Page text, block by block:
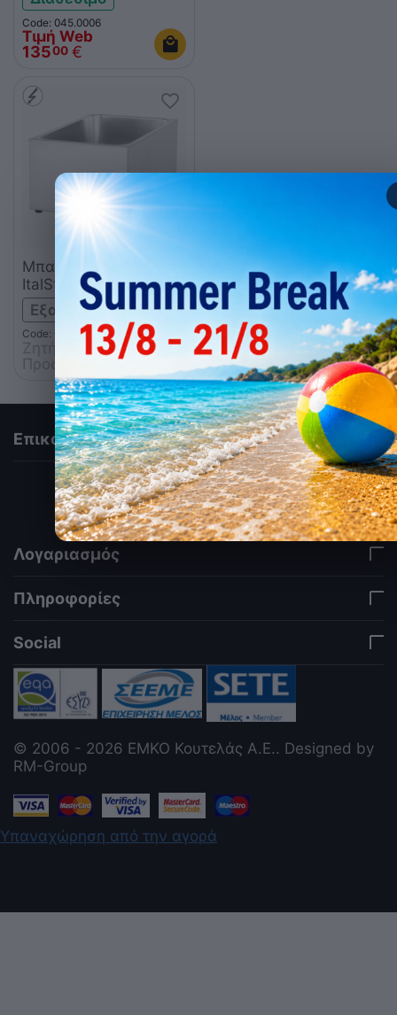
Code: 045.0006
Τιμή Web
13500 €
Μπαιν μαρί ηλεκτρικό
ItalStar
Εξαντλήθηκε
Code: 035.0215
Ζητήστε
Προσφορά
Επικοινωνία
via a template hook. Nothing here depends on
jQuery. Works in storefront AND admin if you need
it there. Settings persist in localStorage under key
"csc_a11y". -->
Λογαριασμός
Πληροφορίες
Social
© 2006 - 2026 ΕΜΚΟ Κουτελάς Α.Ε.. Designed by
RM-Group
Υπαναχώρηση από την αγορά